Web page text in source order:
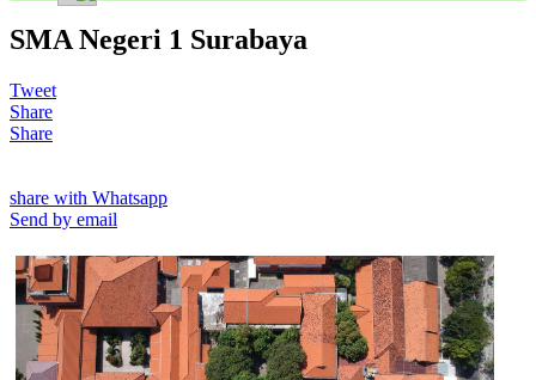
SMA Negeri 1 Surabaya
Tweet
Share
Share
share with Whatsapp
Send by email